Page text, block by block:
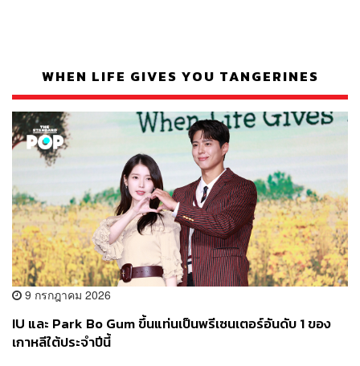
WHEN LIFE GIVES YOU TANGERINES
9 กรกฎาคม 2026
IU และ Park Bo Gum ขึ้นแท่นเป็นพรีเซนเตอร์อันดับ 1 ของ
เกาหลีใต้ประจำปีนี้